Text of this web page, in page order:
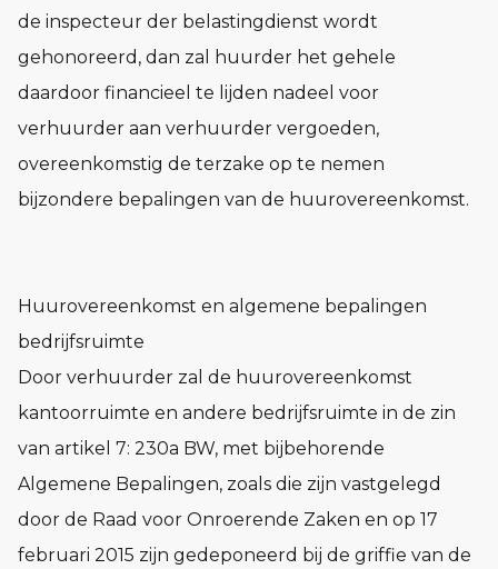
de inspecteur der belastingdienst wordt
gehonoreerd, dan zal huurder het gehele
daardoor financieel te lijden nadeel voor
verhuurder aan verhuurder vergoeden,
overeenkomstig de terzake op te nemen
bijzondere bepalingen van de huurovereenkomst.
Huurovereenkomst en algemene bepalingen
bedrijfsruimte
Door verhuurder zal de huurovereenkomst
kantoorruimte en andere bedrijfsruimte in de zin
van artikel 7: 230a BW, met bijbehorende
Algemene Bepalingen, zoals die zijn vastgelegd
door de Raad voor Onroerende Zaken en op 17
februari 2015 zijn gedeponeerd bij de griffie van de